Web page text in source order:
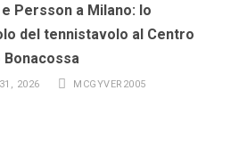
Persson a Milano: lo
del tennistavolo al Centro
2026 MCGYVER2005